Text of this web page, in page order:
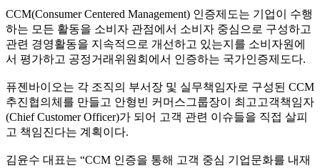
CCM(Consumer Centered Management) 인증제도는 기업이 수행
하는 모든 활동을 소비자 관점에서 소비자 중심으로 구성하고
관련 경영활동을 지속적으로 개선하고 있는지를 소비자원에
서 평가하고 공정거래위원회에서 인증하는 국가인증제도다.
퓨젠바이오는 각 조직의 부서장 및 실무책임자로 구성된 CCM
추진협의체를 만들고 안형빈 커머스그룹장이 최고고객책임자
(Chief Customer Officer)가 되어 고객 관련 이슈들을 직접 살피
고 책임진다는 계획이다.
김윤수 대표는 “CCM 인증을 통해 고객 중심 기업문화를 내재